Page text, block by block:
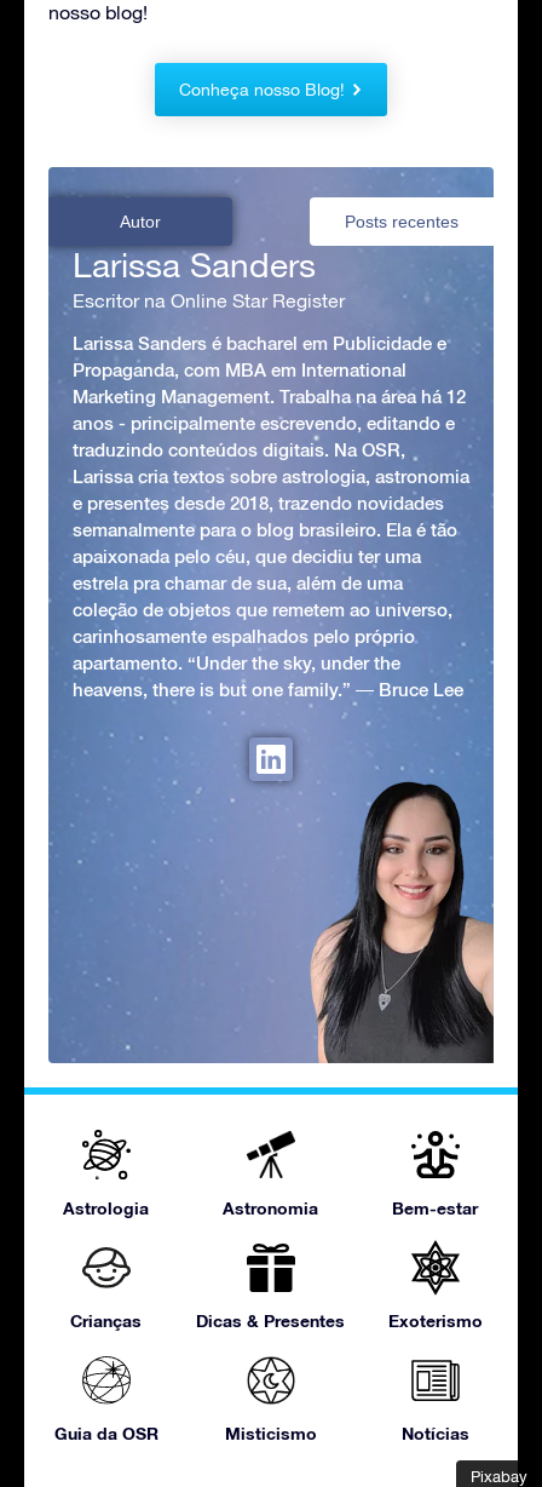
Pixabay
Pixabay
nosso blog!
Conheça nosso Blog!
Autor Posts recentes
Larissa Sanders
Escritor na Online Star Register
Larissa Sanders é bacharel em Publicidade e
Propaganda, com MBA em International
Marketing Management. Trabalha na área há 12
anos - principalmente escrevendo, editando e
traduzindo conteúdos digitais. Na OSR,
Larissa cria textos sobre astrologia, astronomia
e presentes desde 2018, trazendo novidades
semanalmente para o blog brasileiro. Ela é tão
apaixonada pelo céu, que decidiu ter uma
estrela pra chamar de sua, além de uma
coleção de objetos que remetem ao universo,
carinhosamente espalhados pelo próprio
apartamento. “Under the sky, under the
heavens, there is but one family.” ― Bruce Lee
Astrologia Astronomia Bem-estar
Crianças Dicas & Presentes Exoterismo
Guia da OSR Misticismo Notícias